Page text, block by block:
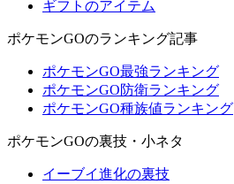
ギフトのアイテム
ポケモンGOのランキング記事
ポケモンGO最強ランキング
ポケモンGO防衛ランキング
ポケモンGO種族値ランキング
ポケモンGOの裏技・小ネタ
イーブイ進化の裏技